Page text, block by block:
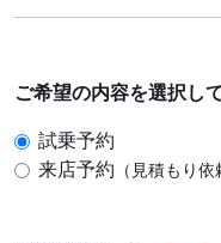
ご希望の内容を選択し
試乗予約
来店予約 （見積もり